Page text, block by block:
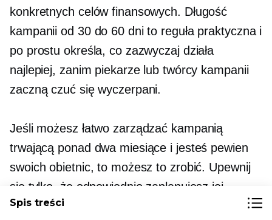
konkretnych celów finansowych. Długość
kampanii od 30 do 60 dni to reguła praktyczna i
po prostu określa, co zazwyczaj działa
najlepiej, zanim piekarze lub twórcy kampanii
zaczną czuć się wyczerpani.
Jeśli możesz łatwo zarządzać kampanią
trwającą ponad dwa miesiące i jesteś pewien
swoich obietnic, to możesz to zrobić. Upewnij
się tylko, że odpowiednio zaplanujesz jej
długość.
Spis treści